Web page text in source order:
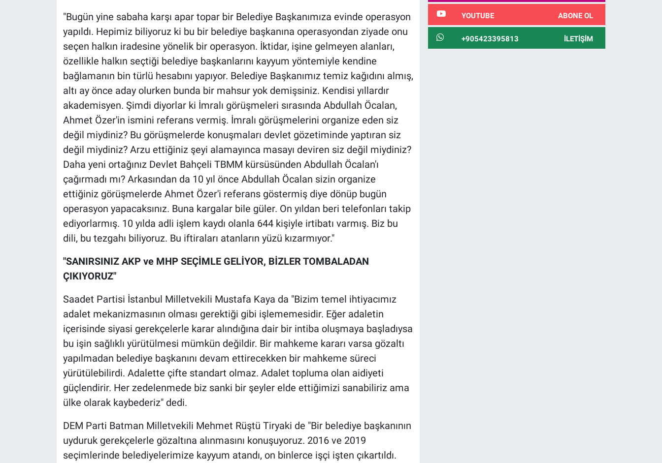
"Bugün yine sabaha karşı apar topar bir Belediye Başkanımıza evinde operasyon
yapıldı. Hepimiz biliyoruz ki bu bir belediye başkanına operasyondan ziyade onu
seçen halkın iradesine yönelik bir operasyon. İktidar, işine gelmeyen alanları,
özellikle halkın seçtiği belediye başkanlarını kayyum yöntemiyle kendine
bağlamanın bin türlü hesabını yapıyor. Belediye Başkanımız temiz kağıdını almış,
altı ay önce aday olurken bunda bir mahsur yok demişsiniz. Kendisi yıllardır
akademisyen. Şimdi diyorlar ki İmralı görüşmeleri sırasında Abdullah Öcalan,
Ahmet Özer'in ismini referans vermiş. İmralı görüşmelerini organize eden siz
değil miydiniz? Bu görüşmelerde konuşmaları devlet gözetiminde yaptıran siz
değil miydiniz? Arzu ettiğiniz şeyi alamayınca masayı deviren siz değil miydiniz?
Daha yeni ortağınız Devlet Bahçeli TBMM kürsüsünden Abdullah Öcalan'ı
çağırmadı mı? Arkasından da 10 yıl önce Abdullah Öcalan sizin organize
ettiğiniz görüşmelerde Ahmet Özer'i referans göstermiş diye dönüp bugün
operasyon yapacaksınız. Buna kargalar bile güler. On yıldan beri telefonları takip
ediyorlarmış. 10 yılda adli işlem kaydı olanla 644 kişiyle irtibatı varmış. Biz bu
dili, bu tezgahı biliyoruz. Bu iftiraları atanların yüzü kızarmıyor."
"SANIRSINIZ AKP ve MHP SEÇİMLE GELİYOR, BİZLER TOMBALADAN
ÇIKIYORUZ"
Saadet Partisi İstanbul Milletvekili Mustafa Kaya da "Bizim temel ihtiyacımız
adalet mekanizmasının olması gerektiği gibi işlememesidir. Eğer adaletin
içerisinde siyasi gerekçelerle karar alındığına dair bir intiba oluşmaya başladıysa
bu işin sağlıklı yürütülmesi mümkün değildir. Bir mahkeme kararı varsa gözaltı
yapılmadan belediye başkanını devam ettirecekken bir mahkeme süreci
yürütülebilirdi. Adalette çifte standart olmaz. Adalet topluma olan aidiyeti
güçlendirir. Her zedelenmede biz sanki bir şeyler elde ettiğimizi sanabiliriz ama
ülke olarak kaybederiz" dedi.
DEM Parti Batman Milletvekili Mehmet Rüştü Tiryaki de "Bir belediye başkanının
uyduruk gerekçelerle gözaltına alınmasını konuşuyoruz. 2016 ve 2019
seçimlerinde belediyelerimize kayyum atandı, on binlerce işçi işten çıkartıldı.
YOUTUBE ABONE OL
+905423395813 İLETIŞIM
Türkiye'nin Gündemi
Yerel Gündem
Yerel Yaşam
Canlı Yayın